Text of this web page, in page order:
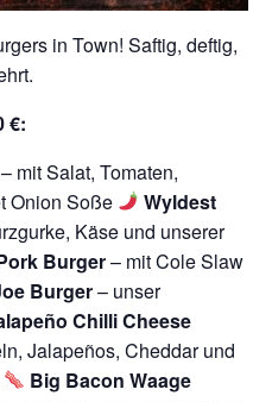
in Town! Saftig, deftig,
€:
– mit Salat, Tomaten,
Onion Soße
Wyldest
Käse und unserer
Burger– mit Cole Slaw
Burger– unser
Chilli Cheese
Jalapeños, Cheddar und
Big Bacon Waage